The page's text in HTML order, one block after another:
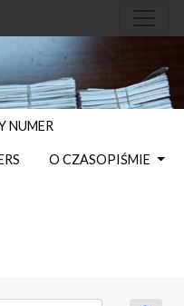
NUMER
O CZASOPIŚMIE